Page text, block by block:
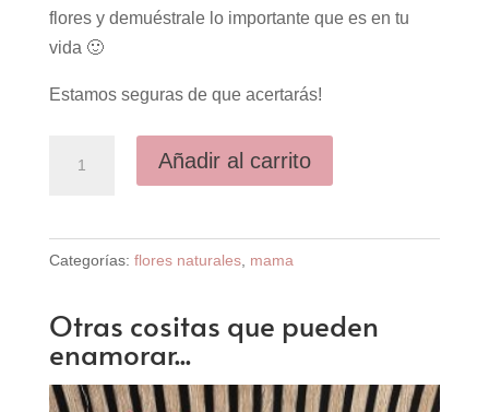
flores y demuéstrale lo importante que es en tu
vida 🙂
Estamos seguras de que acertarás!
Campestres
"Te
Mamá"
cantidad
Añadir al carrito
Categorías: flores naturales, mama
Otras cositas que pueden
enamorar...